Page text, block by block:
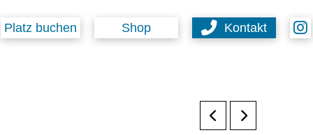
Platz buchen Shop Kontakt